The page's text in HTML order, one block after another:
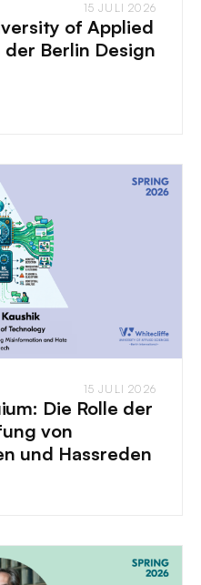
15 JULI 2026
of Applied
Berlin Design
15 JULI 2026
Die Rolle der
von
und Hassreden